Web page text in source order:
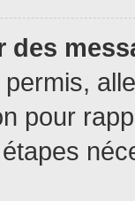
des
permis,
pour